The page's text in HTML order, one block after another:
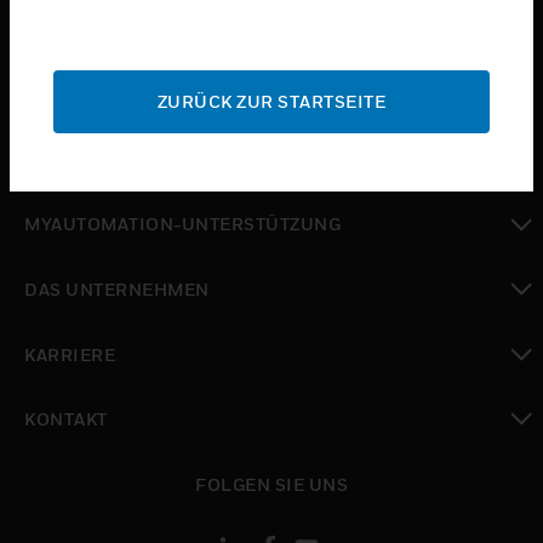
toggle view
toggle view
MYAUTOMATION-UNTERSTÜTZUNG
DAS UNTERNEHMEN
KARRIERE
KONTAKT
FOLGEN SIE UNS
ZURÜCK ZUR STARTSEITE